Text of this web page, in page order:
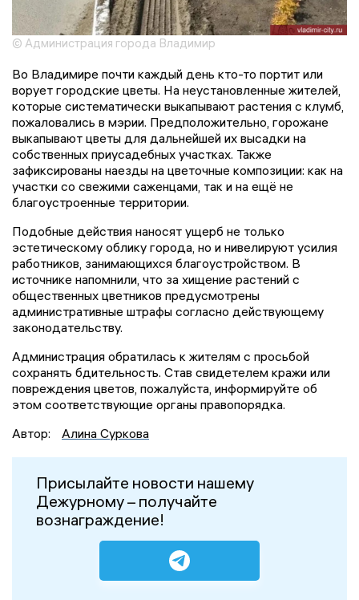
© Администрация города Владимир
Во Владимире почти каждый день кто-то портит или
ворует городские цветы. На неустановленные жителей,
которые систематически выкапывают растения с клумб,
пожаловались в мэрии. Предположительно, горожане
выкапывают цветы для дальнейшей их высадки на
собственных приусадебных участках. Также
зафиксированы наезды на цветочные композиции: как на
участки со свежими саженцами, так и на ещё не
благоустроенные территории.
Подобные действия наносят ущерб не только
эстетическому облику города, но и нивелируют усилия
работников, занимающихся благоустройством. В
источнике напомнили, что за хищение растений с
общественных цветников предусмотрены
административные штрафы согласно действующему
законодательству.
Администрация обратилась к жителям с просьбой
сохранять бдительность. Став свидетелем кражи или
повреждения цветов, пожалуйста, информируйте об
этом соответствующие органы правопорядка.
Автор:
Алина Суркова
Присылайте новости нашему
Дежурному – получайте
вознаграждение!